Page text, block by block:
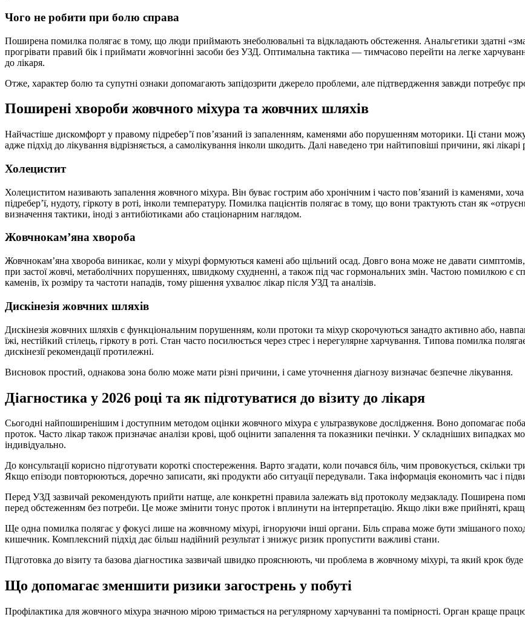
Чого не робити при болю справа
Поширена помилка полягає в тому, що люди приймають знеболювальні та відкладають обстеження. Анальгетики здатні
прогрівати правий бік і приймати жовчогінні засоби без УЗД. Оптимальна тактика — тимчасово перейти на легке
до лікаря.
Отже, характер болю та супутні ознаки допомагають запідозрити джерело проблеми, але підтвердження завжди потребує
Поширені хвороби жовчного міхура та жовчних шляхів
Найчастіше дискомфорт у правому підребер’ї пов’язаний із запаленням, каменями або порушенням моторики. Ці стани
адже підхід до лікування відрізняється, а самолікування інколи шкодить. Далі наведено три найтиповіші причини, які
Холецистит
Холециститом називають запалення жовчного міхура. Він буває гострим або хронічним і часто пов’язаний із каменями,
підребер’ї, нудоту, гіркоту в роті, інколи температуру. Помилка пацієнтів полягає в тому, що вони трактують стан як
визначення тактики, іноді з антибіотиками або стаціонарним наглядом.
Жовчнокам’яна хвороба
Жовчнокам’яна хвороба виникає, коли у міхурі формуються камені або щільний осад. Довго вона може не давати
при застої жовчі, метаболічних порушеннях, швидкому схудненні, а також під час гормональних змін. Частою помилкою є
каменів, їх розміру та частоти нападів, тому рішення ухвалює лікар після УЗД та аналізів.
Дискінезія жовчних шляхів
Дискінезія жовчних шляхів є функціональним порушенням, коли протоки та міхур скорочуються занадто активно або,
їжі, нестійкий стілець, гіркоту в роті. Стан часто посилюється через стрес і нерегулярне харчування. Типова помилка
дискінезії рекомендації протилежні.
Висновок простий, однакова зона болю може мати різні причини, і саме уточнення діагнозу визначає безпечне лікування.
Діагностика у 2026 році та як підготуватися до візиту до лікаря
Сьогодні найпоширенішим і доступним методом оцінки жовчного міхура є ультразвукове дослідження. Воно допомагає
проток. Часто лікар також призначає аналізи крові, щоб оцінити запалення та показники печінки. У складніших випадках
індивідуально.
До консультації корисно підготувати короткі спостереження. Варто згадати, коли почався біль, чим провокується, скільки
Якщо епізоди повторюються, доречно записати, які продукти або ситуації передували. Така інформація економить час і
Перед УЗД зазвичай рекомендують прийти натще, але конкретні правила залежать від протоколу медзакладу. Поширена
перед обстеженням без потреби. Це може змінити тонус проток і вплинути на інтерпретацію. Якщо ліки вже прийняті,
Ще одна помилка полягає у фокусі лише на жовчному міхурі, ігноруючи інші органи. Біль справа може бути змішаного
кишечник. Комплексний підхід дає більш надійний результат і знижує ризик пропустити важливі стани.
Підготовка до візиту та базова діагностика зазвичай швидко прояснюють, чи проблема в жовчному міхурі, та який крок
Що допомагає зменшити ризики загострень у побуті
Профілактика для жовчного міхура значною мірою тримається на регулярному харчуванні та помірності. Орган краще